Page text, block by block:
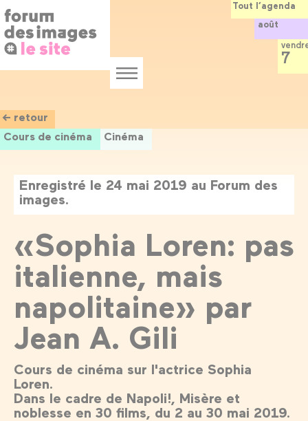
au
contenu
principal
Menu
← retour
Cours de cinéma
Cinéma
Enregistré le 24 mai 2019 au Forum des
images.
«Sophia Loren: pas
italienne, mais
napolitaine» par
Jean A. Gili
Cours de cinéma sur l'actrice Sophia
Loren.
Dans le cadre de Napoli!, Misère et
noblesse en 30 films, du 2 au 30 mai 2019.
Tout l’agenda
août
7